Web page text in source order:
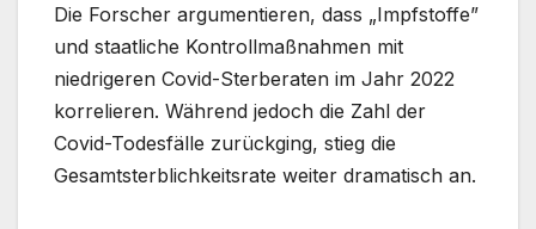
Die Forscher argumentieren, dass „Impfstoffe”
und staatliche Kontrollmaßnahmen mit
niedrigeren Covid-Sterberaten im Jahr 2022
korrelieren. Während jedoch die Zahl der
Covid-Todesfälle zurückging, stieg die
Gesamtsterblichkeitsrate weiter dramatisch an.